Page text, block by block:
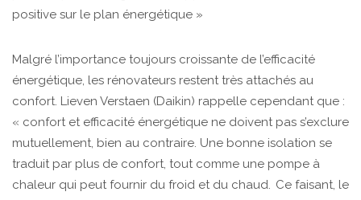
positive sur le plan énergétique »
Malgré l’importance toujours croissante de l’efficacité
énergétique, les rénovateurs restent très attachés au
confort. Lieven Verstaen (Daikin) rappelle cependant que :
« confort et efficacité énergétique ne doivent pas s’exclure
mutuellement, bien au contraire. Une bonne isolation se
traduit par plus de confort, tout comme une pompe à
chaleur qui peut fournir du froid et du chaud. Ce faisant, le